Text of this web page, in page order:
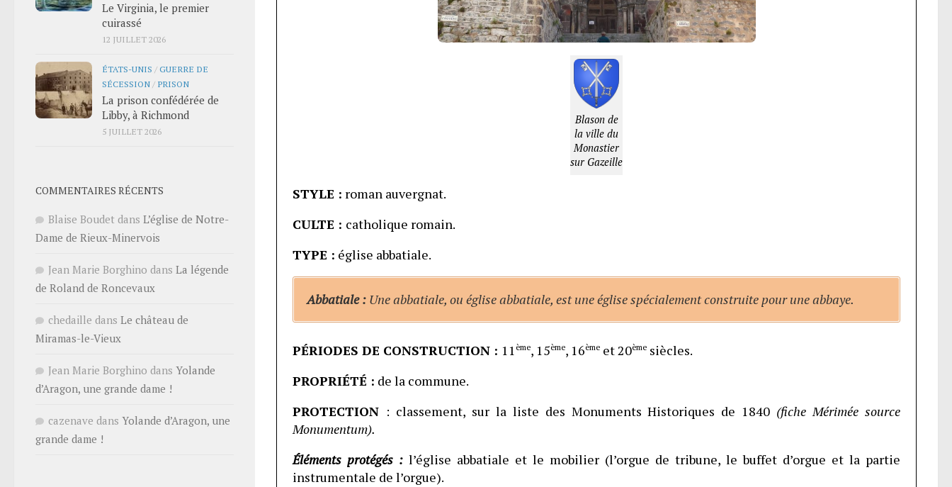
Blason de
la ville du
Monastier
sur Gazeille
STYLE : roman auvergnat.
CULTE : catholique romain.
TYPE : église abbatiale.
Abbatiale :Une abbatiale, ou église abbatiale, est une église spécialement construite pour une abbaye.
PÉRIODES DE CONSTRUCTION : 11 ème, 15ème, 16èmeet 20èmesiècles.
PROPRIÉTÉ : de la commune.
PROTECTION : classement, sur la liste des Monuments Historiques de 1840 (fiche Mérimée source
Monumentum).
Éléments protégés :l’église abbatiale et le mobilier (l’orgue de tribune, le buffet d’orgue et la partie
instrumentale de l’orgue).
Le Virginia, le premier
cuirassé
12 JUILLET 2026
ÉTATS-UNIS /GUERRE DE
SÉCESSION / PRISON
La prison confédérée de
Libby, à Richmond
5 JUILLET 2026
COMMENTAIRES RÉCENTS
Blaise Boudet dans L’église de Notre-
Dame de Rieux-Minervois
Jean Marie Borghino dans La légende
de Roland de Roncevaux
chedaille dans Le château de
Miramas-le-Vieux
Jean Marie Borghino dans Yolande
d’Aragon, une grande dame !
cazenave dans Yolande d’Aragon, une
grande dame !